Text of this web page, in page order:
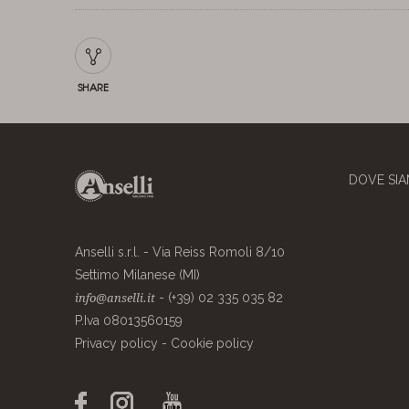
SHARE
Anselli s.r.l. - Via Reiss Romoli 8/10
Settimo Milanese (MI)
info@anselli.it - (+39) 02 335 035 82
P.Iva 08013560159
Privacy policy - Cookie policy
DOVE